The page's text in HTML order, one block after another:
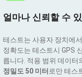
얼마나 신뢰할 수
테스트는 사용자 장치에
정확도는 테스트시 GPS
릅니다. 적용 범위 데이터
정밀도 50 미터 로만 테스